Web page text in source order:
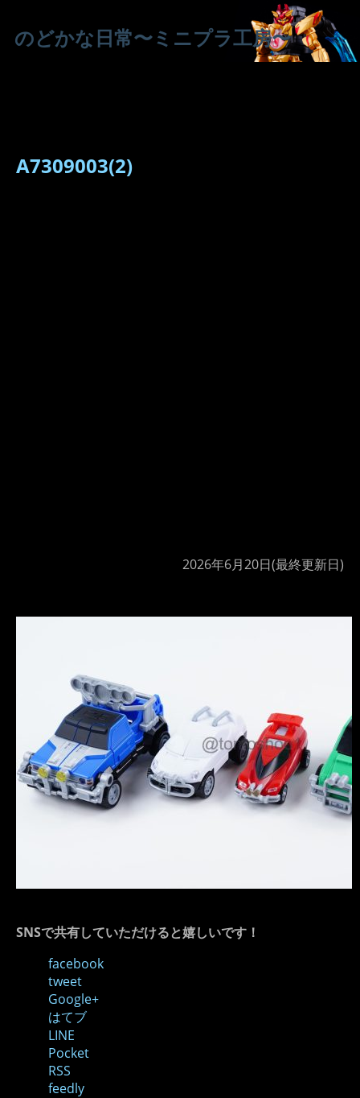
のどかな日常〜ミニプラ工房〜
A7309003(2)
2026年6月20日(最終更新日)
SNSで共有していただけると嬉しいです！
facebook
tweet
Google+
はてブ
LINE
Pocket
RSS
feedly